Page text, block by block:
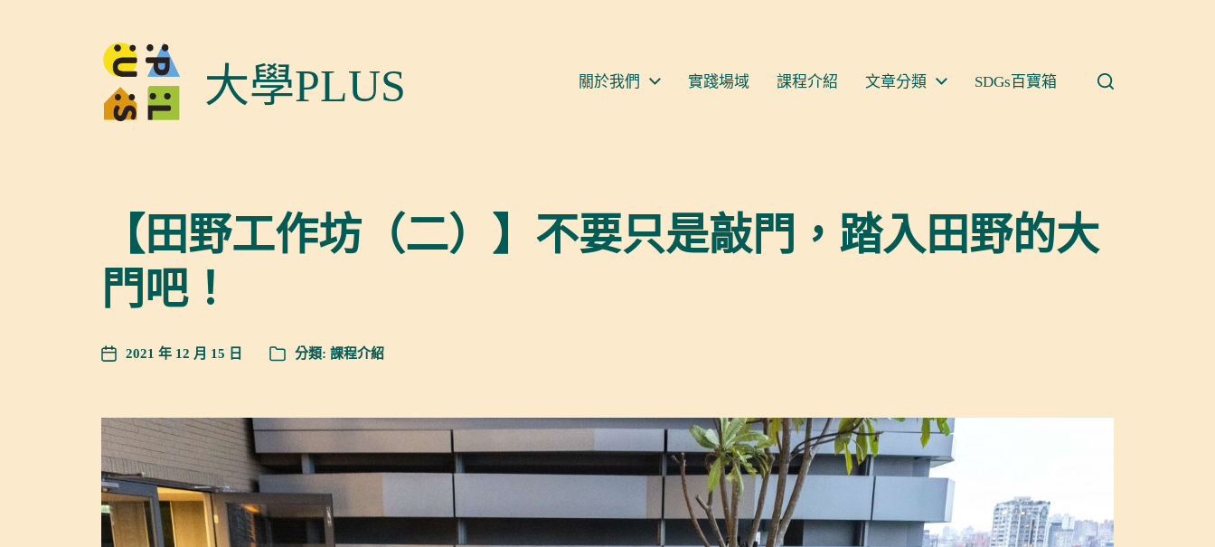
大學PLUS 關於我們 實踐場域 課程介紹 文章分類 SDGs百寶箱
【田野工作坊（二）】不要只是敲門，踏入田野的大
門吧！
2021 年 12 月 15 日 分類: 課程介紹